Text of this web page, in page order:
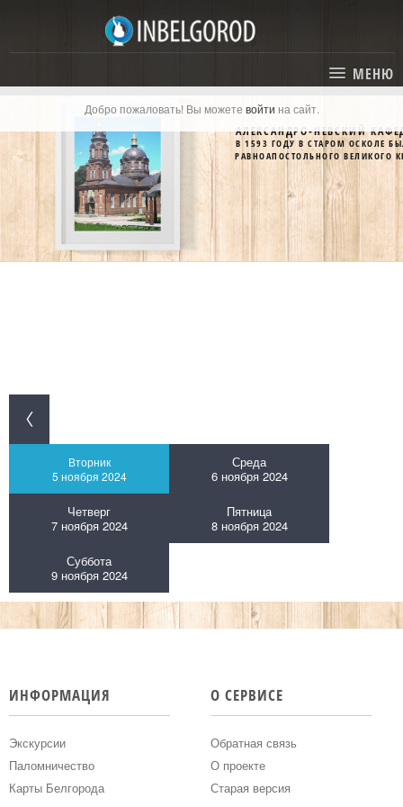
МЕНЮ
ГЛАВНАЯ
СТАТЬИ
КАТАЛОГ
ГОСТИНИЦЫ И ОТЕЛИ
ЭКСКУРСИИ
СОБЫТИЯ
КАРТА
Добро пожаловать! Вы можете войти на сайт.
АЛЕКСАНДРО-НЕВСКИЙ
В 1593 ГОДУ В СТАРОМ ОСКОЛЕ
РАВНОАПОСТОЛЬНОГО ВЕЛИКОГО
Вторник
5 ноября 2024
Среда
6 ноября 2024
Четверг
7 ноября 2024
Пятница
8 ноября 2024
Суббота
9 ноября 2024
ИНФОРМАЦИЯ
Экскурсии
Паломничество
Карты Белгорода
О СЕРВИСЕ
Обратная связь
О проекте
Старая версия